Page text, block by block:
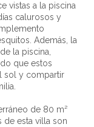
vistas a la piscina
calurosos y
Además, la
la piscina,
que estos
sol y compartir
de 80 m²
de esta villa son